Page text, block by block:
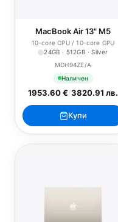
MacBook Air 13" M5
10-core CPU / 10-core GPU
24GB · 512GB · Silver
MDH94ZE/A
Наличен
1953.60 €/3820.91 лв.
Купи